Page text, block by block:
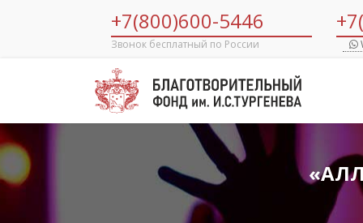
+7(800)600-5446
Звонок бесплатный по России